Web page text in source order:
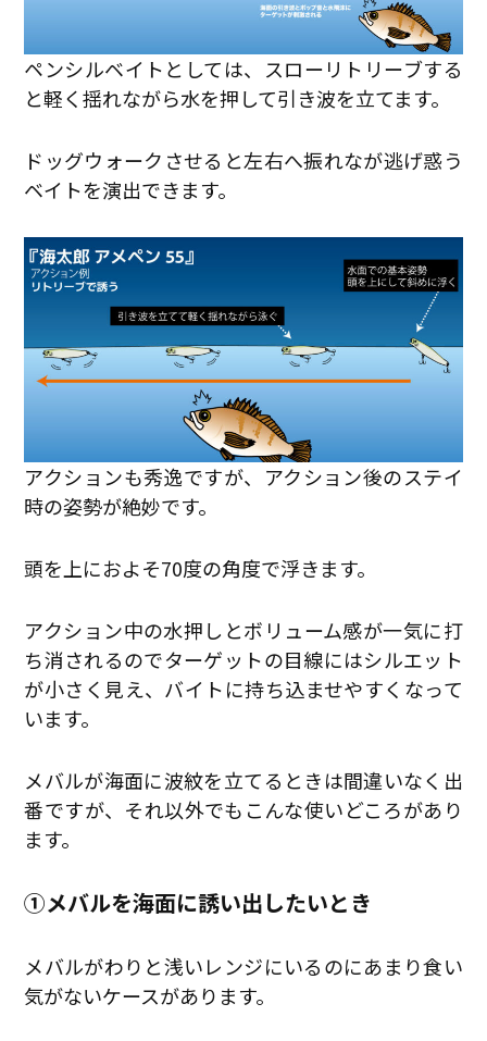
ペンシルベイトとしては、スローリトリーブする
と軽く揺れながら水を押して引き波を立てます。
ドッグウォークさせると左右へ振れなが逃げ惑う
ベイトを演出できます。
アクションも秀逸ですが、アクション後のステイ
時の姿勢が絶妙です。
頭を上におよそ70度の角度で浮きます。
アクション中の水押しとボリューム感が一気に打
ち消されるのでターゲットの目線にはシルエット
が小さく見え、バイトに持ち込ませやすくなって
います。
メバルが海面に波紋を立てるときは間違いなく出
番ですが、それ以外でもこんな使いどころがあり
ます。
①メバルを海面に誘い出したいとき
メバルがわりと浅いレンジにいるのにあまり食い
気がないケースがあります。